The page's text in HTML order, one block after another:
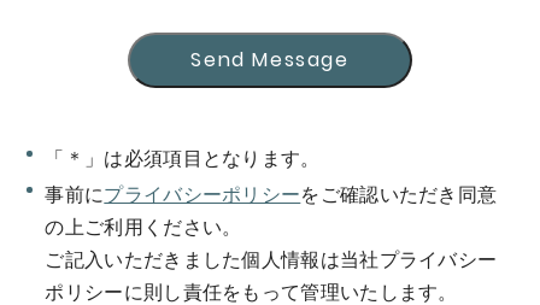
Send Message
Send Message
「＊」は必須項目となります。
事前にプライバシーポリシーをご確認いただき同意
の上ご利用ください。
ご記入いただきました個人情報は当社プライバシー
ポリシーに則し責任をもって管理いたします。